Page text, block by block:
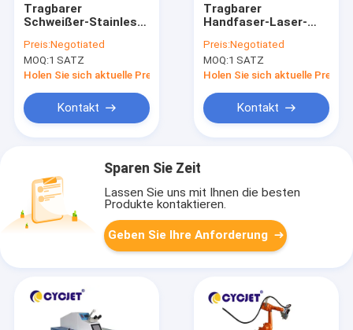
Tragbarer
Schweißer-Stainless
Schweißer Laser-
2000w
Preis:Negotiated
MOQ:1 SATZ
Holen Sie sich aktuelle Preis
Kontakt
Tragbarer
Handfaser-Laser-
Laser-Schweißgerät-
2000W
Preis:Negotiated
MOQ:1 SATZ
Holen Sie sich aktuelle Preis
Kontakt
Sparen Sie Zeit
Lassen Sie uns mit Ihnen die besten
Produkte kontaktieren.
Geben Sie Ihre Anforderung